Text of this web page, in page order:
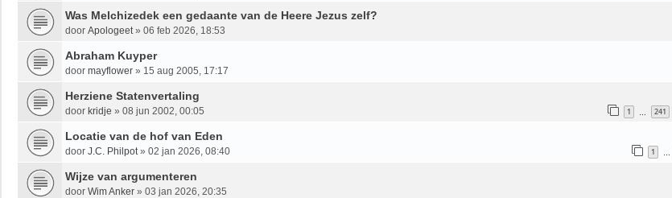
Was Melchizedek een gedaante van de Heere Jezus zelf?
door Apologeet» 06 feb 2026, 18:53
Abraham Kuyper
door mayflower » 15 aug 2005, 17:17
Herziene Statenvertaling
door kridje » 08 jun 2002, 00:05 1 241
Locatie van de hof van Eden
door J.C. Philpot» 02 jan 2026, 08:40 1
Wijze van argumenteren
door Wim Anker » 03 jan 2026, 20:35